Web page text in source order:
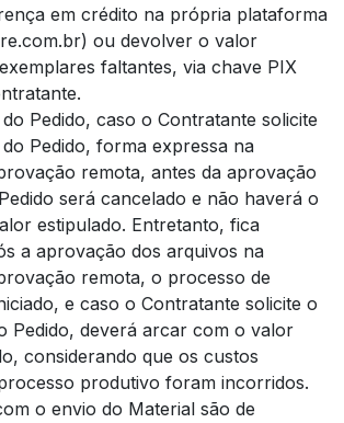
em crédito na própria plataforma
ou devolver o valor
faltantes, via chave PIX
Pedido, caso o Contratante solicite
Pedido, forma expressa na
remota, antes da aprovação
será cancelado e não haverá o
estipulado. Entretanto, fica
a aprovação dos arquivos na
remota, o processo de
e caso o Contratante solicite o
Pedido, deverá arcar com o valor
considerando que os custos
produtivo foram incorridos.
o envio do Material são de